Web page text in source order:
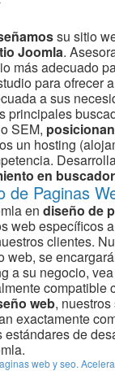
su sitio
Joomla.
más adecuado
para ofrecer
a sus
principales
o SEM,
un hosting
en
de Paginas
en diseño de
web específicos
clientes.
web, se
a su negocio,
compatible
web,
exactamente
estándares de
web y seo.